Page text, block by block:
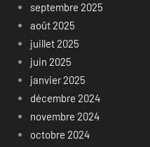
septembre 2025
août 2025
juillet 2025
juin 2025
janvier 2025
décembre 2024
novembre 2024
octobre 2024